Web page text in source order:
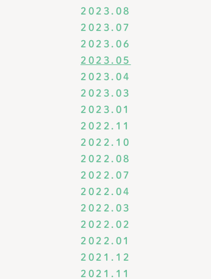
2023.08
2023.07
2023.06
2023.05
2023.04
2023.03
2023.01
2022.11
2022.10
2022.08
2022.07
2022.04
2022.03
2022.02
2022.01
2021.12
2021.11